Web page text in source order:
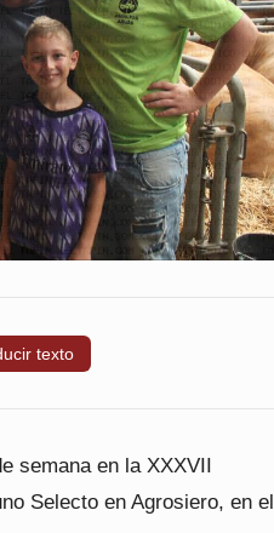
texto
semana en la XXXVII
Selecto en Agrosiero, en el